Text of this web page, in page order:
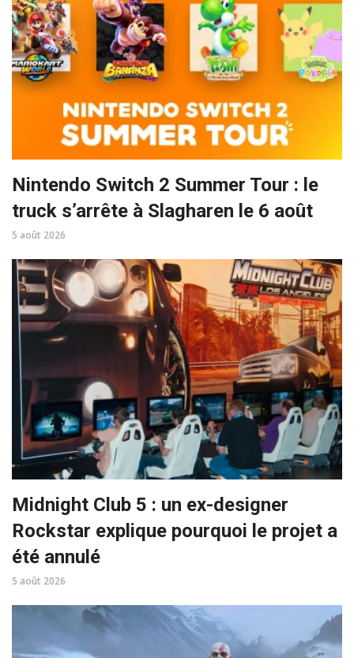
Nintendo Switch 2 Summer Tour : le
truck s’arrête à Slagharen le 6 août
5 août 2026
Midnight Club 5 : un ex-designer
Rockstar explique pourquoi le projet a
été annulé
5 août 2026